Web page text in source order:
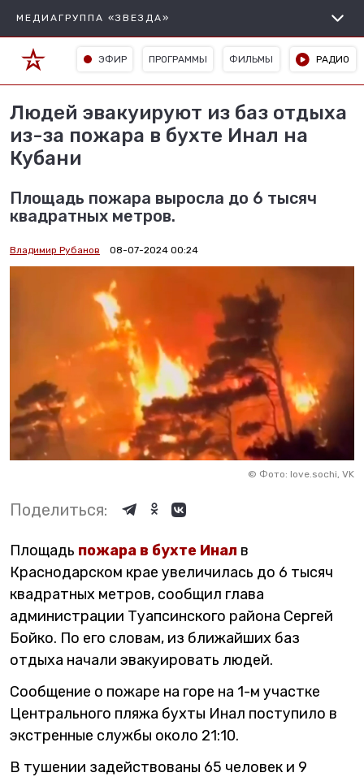
МЕДИАГРУППА «ЗВЕЗДА»
ЭФИР ПРОГРАММЫ ФИЛЬМЫ РАДИО
Людей эвакуируют из баз отдыха
из-за пожара в бухте Инал на
Кубани
Площадь пожара выросла до 6 тысяч
квадратных метров.
Владимир Рубанов 08-07-2024 00:24
© Фото: love.sochi, VK
Поделиться:
Площадь пожара в бухте Инал в
Краснодарском крае увеличилась до 6 тысяч
квадратных метров, сообщил глава
администрации Туапсинского района Сергей
Бойко. По его словам, из ближайших баз
отдыха начали эвакуировать людей.
Сообщение о пожаре на горе на 1-м участке
Центрального пляжа бухты Инал поступило в
экстренные службы около 21:10.
В тушении задействованы 65 человек и 9